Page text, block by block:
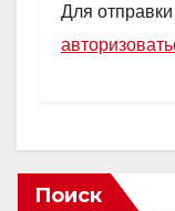
Для
Поиск